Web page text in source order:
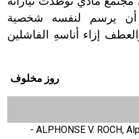
أن يرسم لنفسه شخصية
إزاء أناسهِ الفاشلين
روز مخلوف
- ALPHONSE V. ROCH,